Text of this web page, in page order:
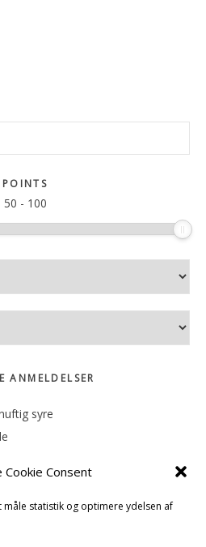
Cookie Consent
statistik og optimere ydelsen af
POINTS
50 - 100
ANMELDELSER
syre
sødme